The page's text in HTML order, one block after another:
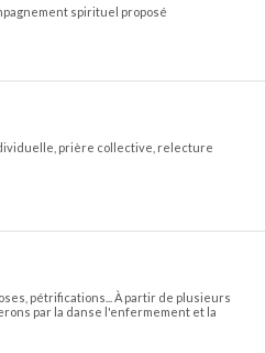
spirituel proposé
prière collective, relecture
pétrifications... À partir de plusieurs
par la danse l'enfermement et la